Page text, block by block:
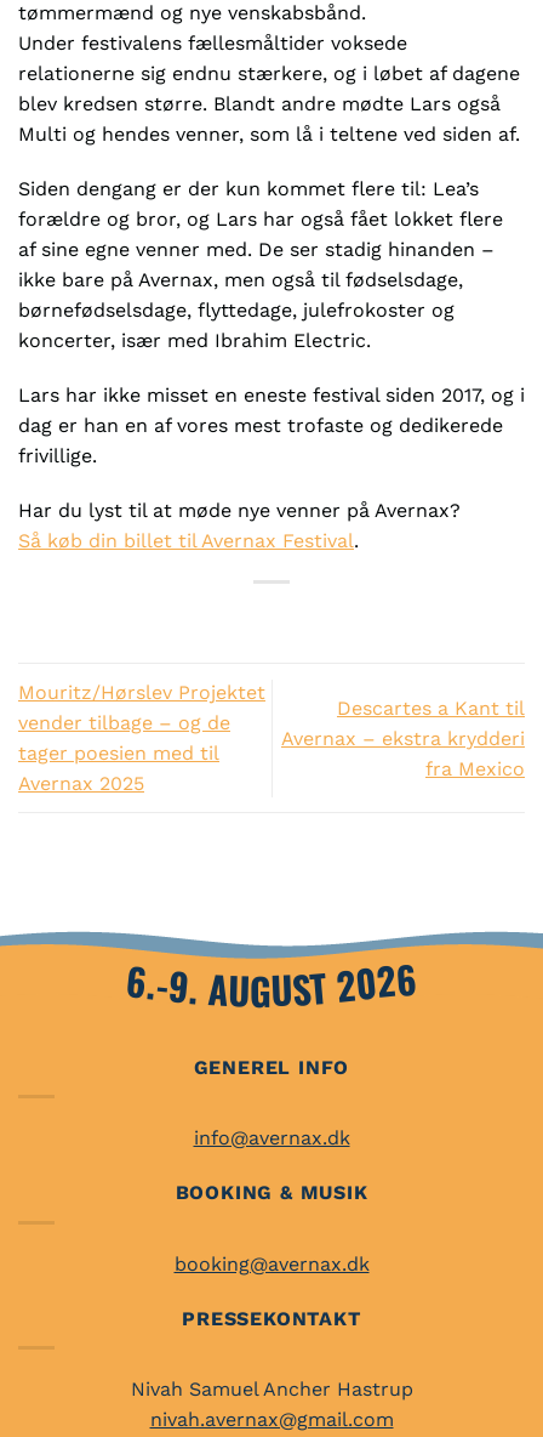
tømmermænd og nye venskabsbånd.
Under festivalens fællesmåltider voksede
relationerne sig endnu stærkere, og i løbet af dagene
blev kredsen større. Blandt andre mødte Lars også
Multi og hendes venner, som lå i teltene ved siden af.
Siden dengang er der kun kommet flere til: Lea’s
forældre og bror, og Lars har også fået lokket flere
af sine egne venner med. De ser stadig hinanden –
ikke bare på Avernax, men også til fødselsdage,
børnefødselsdage, flyttedage, julefrokoster og
koncerter, især med Ibrahim Electric.
Lars har ikke misset en eneste festival siden 2017, og i
dag er han en af vores mest trofaste og dedikerede
frivillige.
Har du lyst til at møde nye venner på Avernax?
Så køb din billet til Avernax Festival.
Mouritz/Hørslev Projektet
vender tilbage – og de
tager poesien med til
Avernax 2025
Descartes a Kant til
Avernax – ekstra krydderi
fra Mexico
6.-9. AUGUST 2026
GENEREL INFO
info@avernax.dk
BOOKING & MUSIK
booking@avernax.dk
PRESSEKONTAKT
Nivah Samuel Ancher Hastrup
nivah.avernax@gmail.com